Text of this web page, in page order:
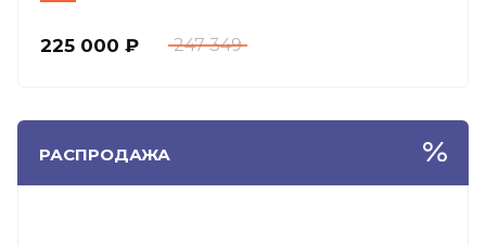
247 349
225 000 ₽
РАСПРОДАЖА